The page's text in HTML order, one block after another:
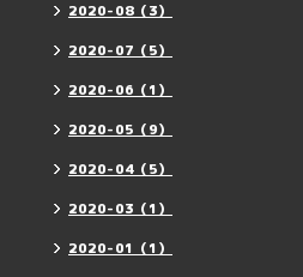
2020-08（3）
2020-07（5）
2020-06（1）
2020-05（9）
2020-04（5）
2020-03（1）
2020-01（1）